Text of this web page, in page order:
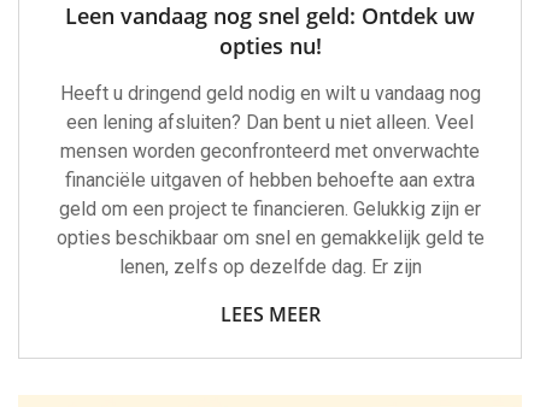
Leen vandaag nog snel geld: Ontdek uw
opties nu!
Heeft u dringend geld nodig en wilt u vandaag nog
een lening afsluiten? Dan bent u niet alleen. Veel
mensen worden geconfronteerd met onverwachte
financiële uitgaven of hebben behoefte aan extra
geld om een project te financieren. Gelukkig zijn er
opties beschikbaar om snel en gemakkelijk geld te
lenen, zelfs op dezelfde dag. Er zijn
LEES MEER